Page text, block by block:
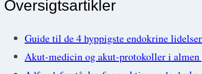
Oversigtsartikler
Guide til de 4 hyppigste endokrine
Akut-medicin og akut-protokoller i almen